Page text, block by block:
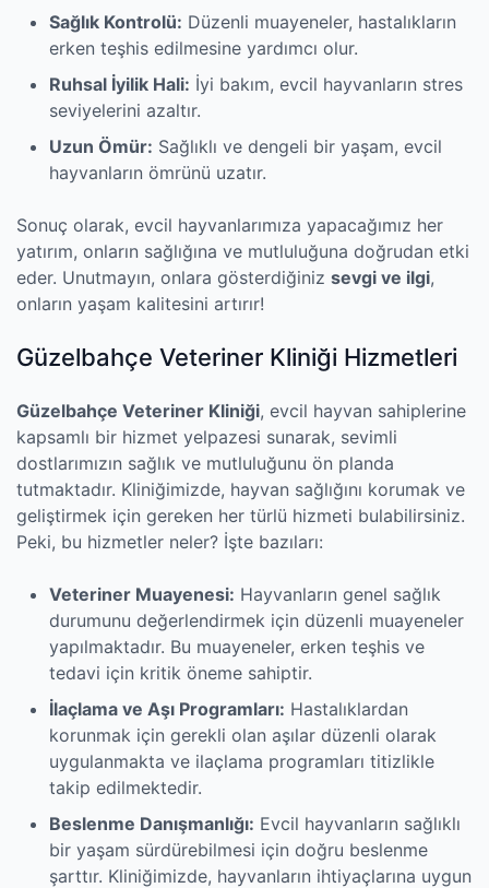
Sağlık Kontrolü: Düzenli muayeneler, hastalıkların
erken teşhis edilmesine yardımcı olur.
Ruhsal İyilik Hali: İyi bakım, evcil hayvanların stres
seviyelerini azaltır.
Uzun Ömür: Sağlıklı ve dengeli bir yaşam, evcil
hayvanların ömrünü uzatır.
Sonuç olarak, evcil hayvanlarımıza yapacağımız her
yatırım, onların sağlığına ve mutluluğuna doğrudan etki
eder. Unutmayın, onlara gösterdiğiniz sevgi ve ilgi,
onların yaşam kalitesini artırır!
Güzelbahçe Veteriner Kliniği Hizmetleri
Güzelbahçe Veteriner Kliniği, evcil hayvan sahiplerine
kapsamlı bir hizmet yelpazesi sunarak, sevimli
dostlarımızın sağlık ve mutluluğunu ön planda
tutmaktadır. Kliniğimizde, hayvan sağlığını korumak ve
geliştirmek için gereken her türlü hizmeti bulabilirsiniz.
Peki, bu hizmetler neler? İşte bazıları:
Veteriner Muayenesi: Hayvanların genel sağlık
durumunu değerlendirmek için düzenli muayeneler
yapılmaktadır. Bu muayeneler, erken teşhis ve
tedavi için kritik öneme sahiptir.
İlaçlama ve Aşı Programları: Hastalıklardan
korunmak için gerekli olan aşılar düzenli olarak
uygulanmakta ve ilaçlama programları titizlikle
takip edilmektedir.
Beslenme Danışmanlığı: Evcil hayvanların sağlıklı
bir yaşam sürdürebilmesi için doğru beslenme
şarttır. Kliniğimizde, hayvanların ihtiyaçlarına uygun